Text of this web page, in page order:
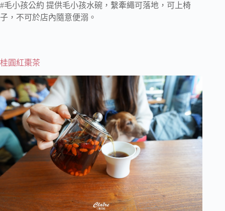
#毛小孩公約 提供毛小孩水碗，繫牽繩可落地，可上椅
子，不可於店內隨意便溺。
桂圓紅棗茶